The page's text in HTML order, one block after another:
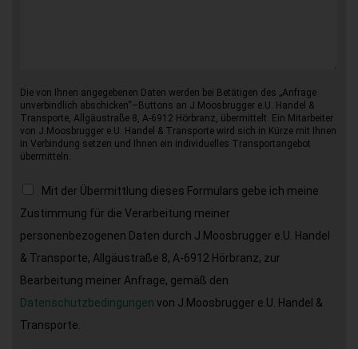
Die von Ihnen angegebenen Daten werden bei Betätigen des „Anfrage
unverbindlich abschicken“–Buttons an J.Moosbrugger e.U. Handel &
Transporte, Allgäustraße 8, A-6912 Hörbranz, übermittelt. Ein Mitarbeiter
von J.Moosbrugger e.U. Handel & Transporte wird sich in Kürze mit Ihnen
in Verbindung setzen und Ihnen ein individuelles Transportangebot
übermitteln.
Mit der Übermittlung dieses Formulars gebe ich meine
Zustimmung für die Verarbeitung meiner
personenbezogenen Daten durch J.Moosbrugger e.U. Handel
& Transporte, Allgäustraße 8, A-6912 Hörbranz, zur
Bearbeitung meiner Anfrage, gemäß den
Datenschutzbedingungen von J.Moosbrugger e.U. Handel &
Transporte.